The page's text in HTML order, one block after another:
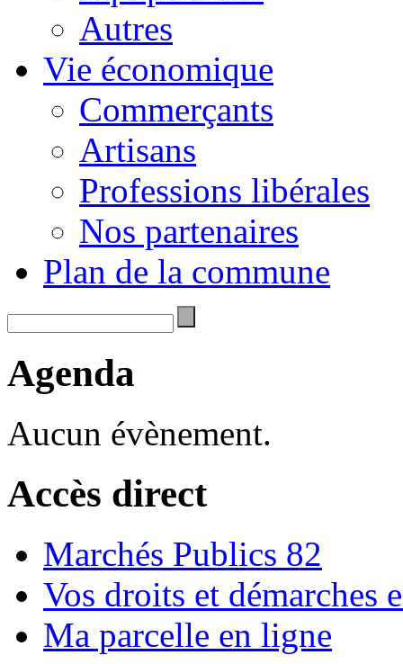
Autres
Vie économique
Commerçants
Artisans
Professions libérales
Nos partenaires
Plan de la commune
Agenda
Aucun évènement.
Accès direct
Marchés Publics 82
Vos droits et démarches
Ma parcelle en ligne